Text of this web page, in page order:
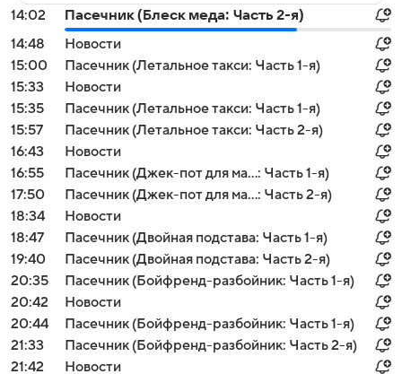
14:02
Пасечник (Блеск меда: Часть 2-я)
14:48
Новости
15:00
Пасечник (Летальное такси: Часть 1-я)
15:33
Новости
15:35
Пасечник (Летальное такси: Часть 1-я)
15:57
Пасечник (Летальное такси: Часть 2-я)
16:43
Новости
16:55
Пасечник (Джек-пот для ма...: Часть 1-я)
17:50
Пасечник (Джек-пот для ма...: Часть 2-я)
18:34
Новости
18:47
Пасечник (Двойная подстава: Часть 1-я)
19:40
Пасечник (Двойная подстава: Часть 2-я)
20:35
Пасечник (Бойфренд-разбойник: Часть 1-я)
20:42
Новости
20:44
Пасечник (Бойфренд-разбойник: Часть 1-я)
21:33
Пасечник (Бойфренд-разбойник: Часть 2-я)
21:42
Новости